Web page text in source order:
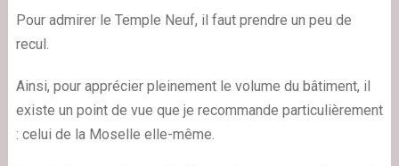
Pour admirer le Temple Neuf, il faut prendre un peu de
recul.
Ainsi, pour apprécier pleinement le volume du bâtiment, il
existe un point de vue que je recommande particulièrement
: celui de la Moselle elle-même.